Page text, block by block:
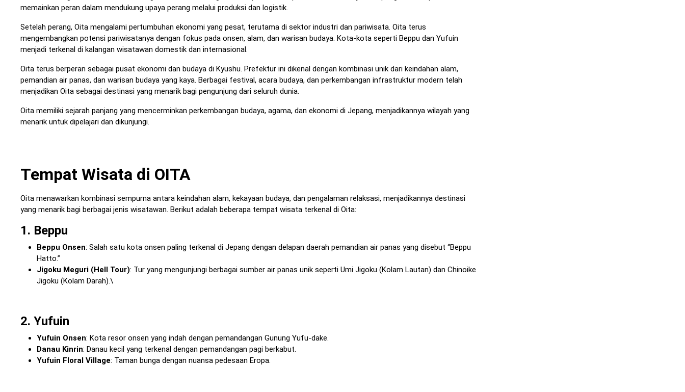
memainkan peran dalam mendukung upaya perang melalui produksi dan logistik.
Setelah perang, Oita mengalami pertumbuhan ekonomi yang pesat, terutama di sektor industri dan pariwisata. Oita terus
mengembangkan potensi pariwisatanya dengan fokus pada onsen, alam, dan warisan budaya. Kota-kota seperti Beppu dan Yufuin
menjadi terkenal di kalangan wisatawan domestik dan internasional.
Oita terus berperan sebagai pusat ekonomi dan budaya di Kyushu. Prefektur ini dikenal dengan kombinasi unik dari keindahan alam,
pemandian air panas, dan warisan budaya yang kaya. Berbagai festival, acara budaya, dan perkembangan infrastruktur modern telah
menjadikan Oita sebagai destinasi yang menarik bagi pengunjung dari seluruh dunia.
Oita memiliki sejarah panjang yang mencerminkan perkembangan budaya, agama, dan ekonomi di Jepang, menjadikannya wilayah yang
menarik untuk dipelajari dan dikunjungi.
Tempat Wisata di OITA
Oita menawarkan kombinasi sempurna antara keindahan alam, kekayaan budaya, dan pengalaman relaksasi, menjadikannya destinasi
yang menarik bagi berbagai jenis wisatawan. Berikut adalah beberapa tempat wisata terkenal di Oita:
1. Beppu
Beppu Onsen: Salah satu kota onsen paling terkenal di Jepang dengan delapan daerah pemandian air panas yang disebut “Beppu
Hatto.”
Jigoku Meguri (Hell Tour): Tur yang mengunjungi berbagai sumber air panas unik seperti Umi Jigoku (Kolam Lautan) dan Chinoike
Jigoku (Kolam Darah).\
2. Yufuin
Yufuin Onsen: Kota resor onsen yang indah dengan pemandangan Gunung Yufu-dake.
Danau Kinrin: Danau kecil yang terkenal dengan pemandangan pagi berkabut.
Yufuin Floral Village: Taman bunga dengan nuansa pedesaan Eropa.